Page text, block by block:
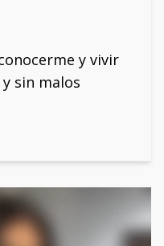
y vivir
sin malos